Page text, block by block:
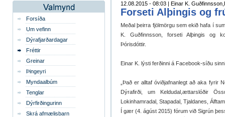
Forsíða
Um vefinn
Dýrafjarðardagar
Fréttir
Greinar
Þingeyri
Myndaalbúm
Tenglar
Dýrfirðingurinn
Skrá afmælisbarn
12.08.2015 - 08:03 | Einar K.
Forseti Alþingis og
Meðal þeirra fjölmörgu sem ekið hafa í
K. Guðfinnsson, forseti Alþingis og
Þórisdóttir.
Einar K. lýsti ferðinni á Facebook-síðu
„Það er alltaf óviðjafnanlegt að aka fyrir
Dýrafirði, um Keldudal,ættarslóðir
Lokinhamradal, Stapadal, Tjaldanes,
Í gær (4. ágúst 2015) fórum við Sigrún